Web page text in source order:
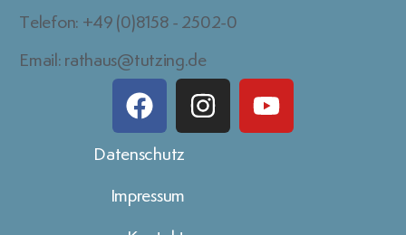
Telefon: +49 (0)8158 - 2502-0
Email: rathaus@tutzing.de
Datenschutz
Impressum